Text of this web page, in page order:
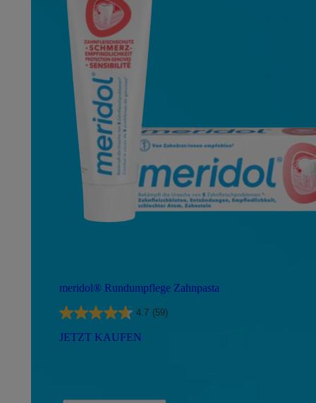
meridol® Rundumpflege Zahnpasta
4.7 (59)
JETZT KAUFEN